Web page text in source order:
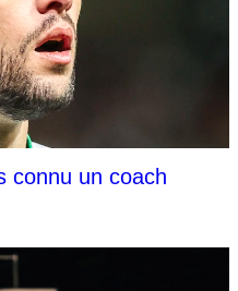
connu un coach